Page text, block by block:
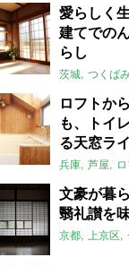
愛らしく
建てでの
らし
茨城 つくば
ロフトか
も、トイ
る天窓ライ
兵庫 芦屋
文豪が暮
翳礼讃を
京都 上京区